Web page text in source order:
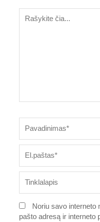
čia...
Noriu savo interneto
pašto adresą ir interneto